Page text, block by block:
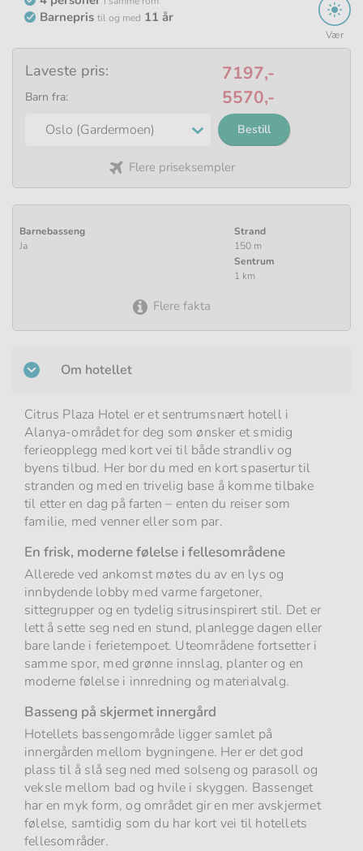
Vær
Barnepris til og med 11 år
Laveste pris: 7197,-
Barn fra: 5570,-
Bestill
Flere priseksempler
Barnebasseng
Ja
Strand
150 m
Sentrum
1 km
Flere fakta
Om hotellet
Citrus Plaza Hotel er et sentrumsnært hotell i
Alanya-området for deg som ønsker et smidig
ferieopplegg med kort vei til både strandliv og
byens tilbud. Her bor du med en kort spasertur til
stranden og med en trivelig base å komme tilbake
til etter en dag på farten – enten du reiser som
familie, med venner eller som par.
En frisk, moderne følelse i fellesområdene
Allerede ved ankomst møtes du av en lys og
innbydende lobby med varme fargetoner,
sittegrupper og en tydelig sitrusinspirert stil. Det er
lett å sette seg ned en stund, planlegge dagen eller
bare lande i ferietempoet. Uteområdene fortsetter i
samme spor, med grønne innslag, planter og en
moderne følelse i innredning og materialvalg.
Basseng på skjermet innergård
Hotellets bassengområde ligger samlet på
innergården mellom bygningene. Her er det god
plass til å slå seg ned med solseng og parasoll og
veksle mellom bad og hvile i skyggen. Bassenget
har en myk form, og området gir en mer avskjermet
følelse, samtidig som du har kort vei til hotellets
fellesområder.